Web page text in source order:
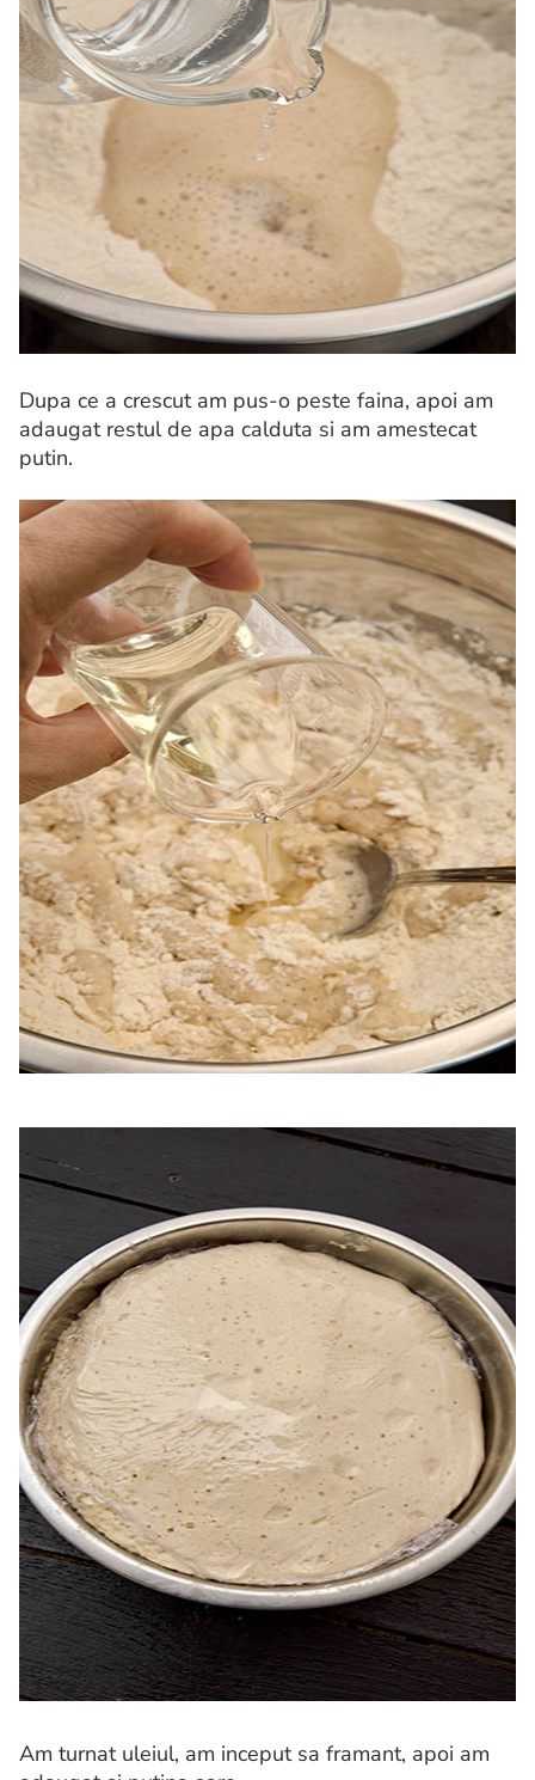
Dupa ce a crescut am pus-o peste faina, apoi am
adaugat restul de apa calduta si am amestecat
putin.
Am turnat uleiul, am inceput sa framant, apoi am